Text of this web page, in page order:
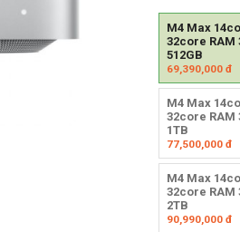
M4 Max
32core RAM
512GB
69,390,000đ
M4 Max
32core RAM
1TB
77,500,000đ
M4 Max
32core RAM
2TB
90,990,000đ